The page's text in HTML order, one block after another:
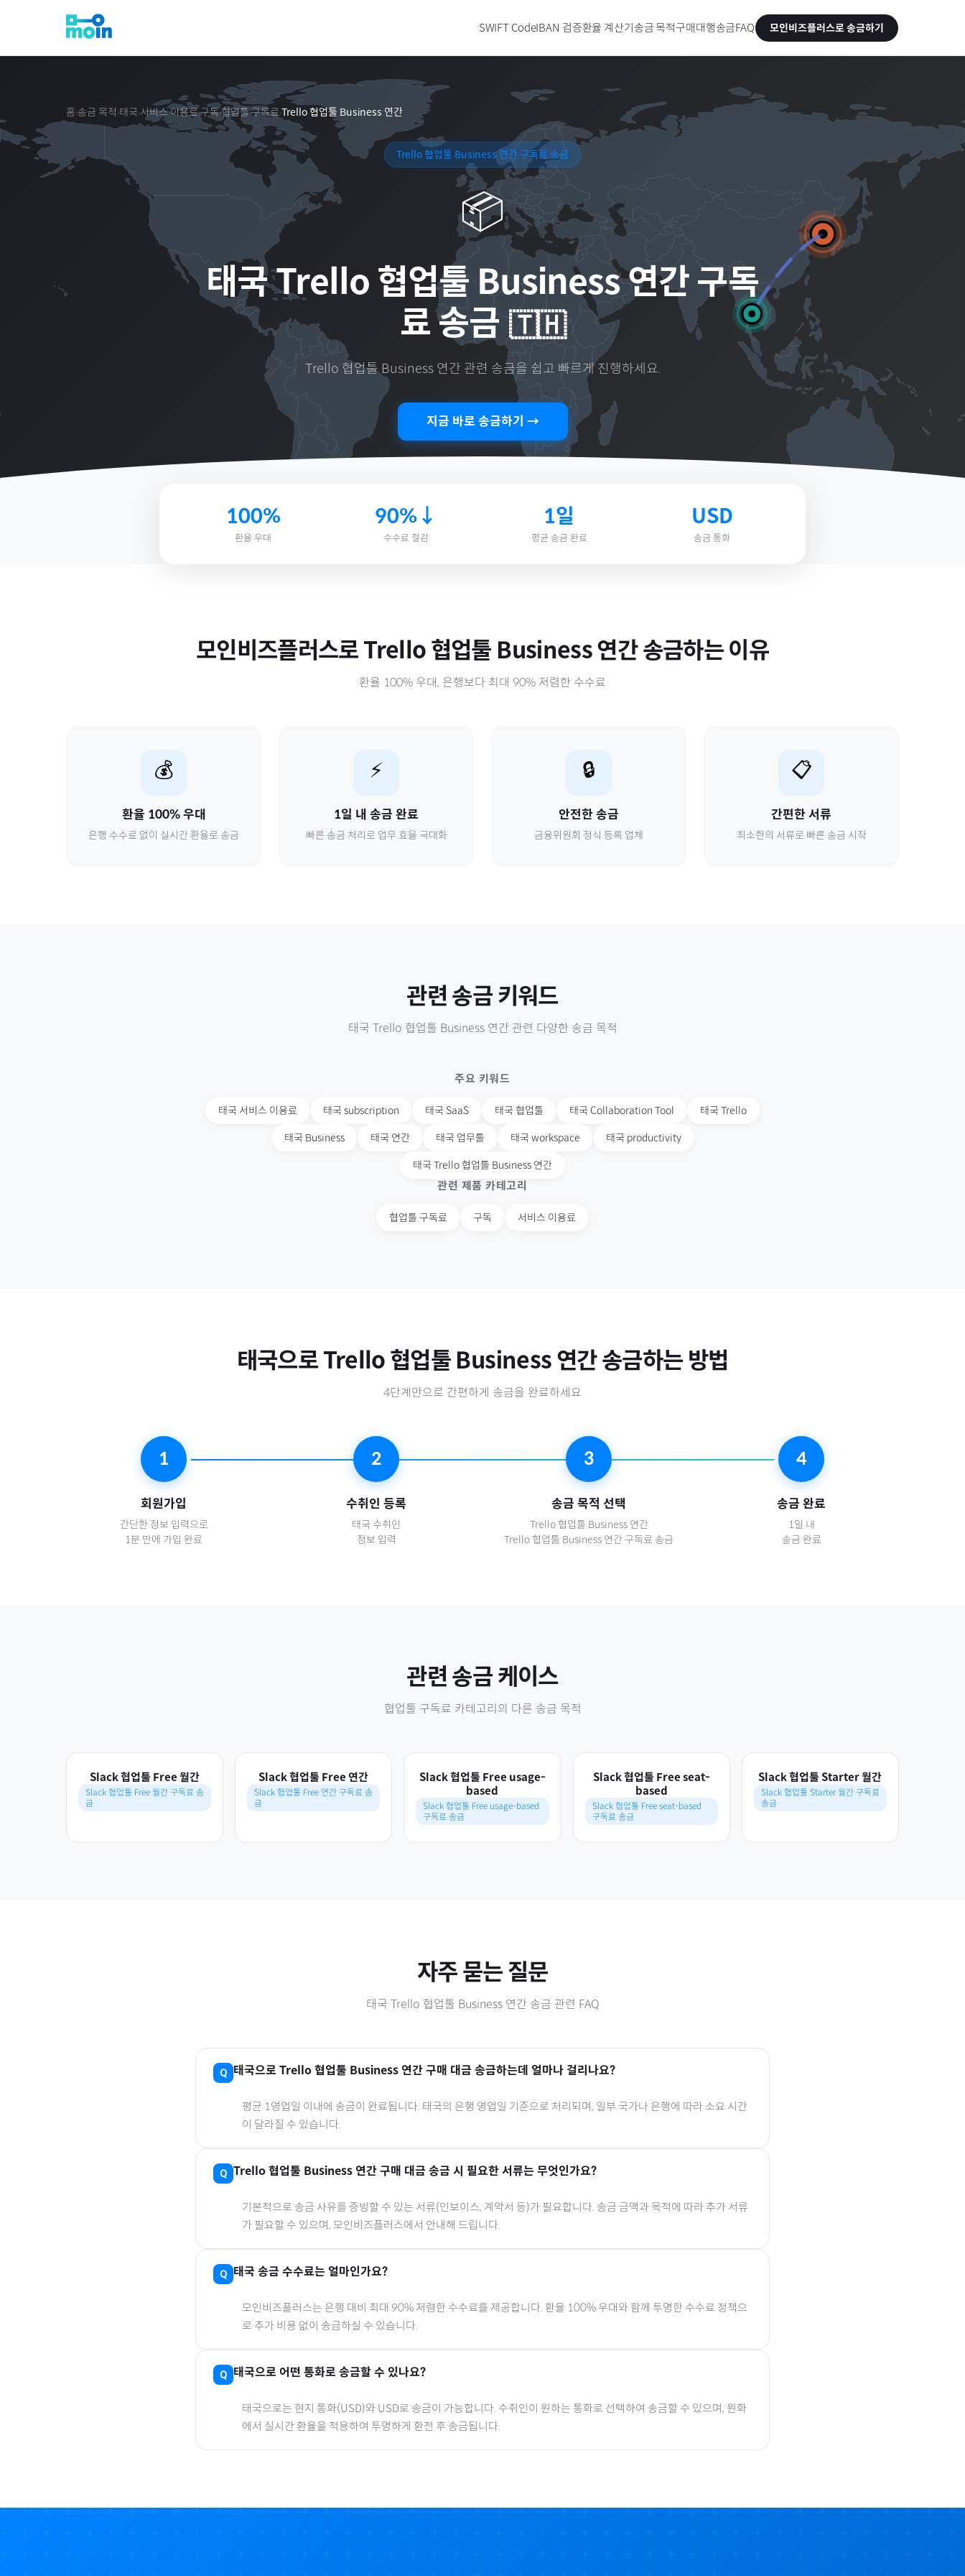
SWIFT CodeIBAN 검증환율 계산기송금 목적구매대행송금FAQ 모인비즈플러스로 송금하기
홈›송금 목적 ›태국›서비스 이용료›구독›협업툴 구독료›Trello 협업툴 Business 연간
Trello 협업툴 Business 연간 구독료 송금
📦
태국Trello 협업툴 Business 연간 구독
료 송금 🇹🇭
Trello 협업툴 Business 연간 관련 송금을 쉽고 빠르게 진행하세요.
지금 바로 송금하기 →
100%
환율 우대
90%↓
수수료 절감
1일
평균 송금 완료
USD
송금 통화
모인비즈플러스로 Trello 협업툴 Business 연간송금하는 이유
환율 100% 우대, 은행보다 최대 90% 저렴한 수수료
💰
환율 100% 우대
은행 수수료 없이 실시간 환율로 송금
⚡
1일 내 송금 완료
빠른 송금 처리로 업무 효율 극대화
🔒
안전한 송금
금융위원회 정식 등록 업체
📋
간편한 서류
최소한의 서류로 빠른 송금 시작
관련 송금 키워드
태국 Trello 협업툴 Business 연간 관련 다양한 송금 목적
주요 키워드
태국 서비스 이용료 태국 subscription 태국 SaaS 태국 협업툴 태국 Collaboration Tool 태국 Trello
태국 Business 태국 연간 태국 업무툴 태국 workspace 태국 productivity
태국 Trello 협업툴 Business 연간
관련 제품 카테고리
협업툴 구독료 구독 서비스 이용료
태국으로 Trello 협업툴 Business 연간송금하는 방법
4단계만으로 간편하게 송금을 완료하세요
1
회원가입
간단한 정보 입력으로
1분 만에 가입 완료
2
수취인 등록
태국 수취인
정보 입력
3
송금 목적 선택
Trello 협업툴 Business 연간
Trello 협업툴 Business 연간 구독료 송금
4
송금 완료
1일 내
송금 완료
관련 송금 케이스
협업툴 구독료 카테고리의 다른 송금 목적
Slack 협업툴 Free 월간
Slack 협업툴 Free 월간 구독료 송
금
Slack 협업툴 Free 연간
Slack 협업툴 Free 연간 구독료 송
금
Slack 협업툴 Free usage-
based
Slack 협업툴 Free usage-based
구독료 송금
Slack 협업툴 Free seat-
based
Slack 협업툴 Free seat-based
구독료 송금
Slack 협업툴 Starter 월간
Slack 협업툴 Starter 월간 구독료
송금
자주 묻는 질문
태국 Trello 협업툴 Business 연간 송금 관련 FAQ
태국으로 Trello 협업툴 Business 연간구매 대금 송금하는데 얼마나 걸리나요?
평균 1영업일 이내에 송금이 완료됩니다. 태국의 은행 영업일 기준으로 처리되며, 일부 국가나 은행에 따라 소요 시간
이 달라질 수 있습니다.
Trello 협업툴 Business 연간구매 대금 송금 시 필요한 서류는 무엇인가요?
기본적으로 송금 사유를 증빙할 수 있는 서류(인보이스, 계약서 등)가 필요합니다. 송금 금액과 목적에 따라 추가 서류
가 필요할 수 있으며, 모인비즈플러스에서 안내해 드립니다.
태국 송금 수수료는 얼마인가요?
모인비즈플러스는 은행 대비 최대 90% 저렴한 수수료를 제공합니다. 환율 100% 우대와 함께 투명한 수수료 정책으
로 추가 비용 없이 송금하실 수 있습니다.
태국으로 어떤 통화로 송금할 수 있나요?
태국으로는 현지 통화(USD)와 USD로 송금이 가능합니다. 수취인이 원하는 통화로 선택하여 송금할 수 있으며, 원화
에서 실시간 환율을 적용하여 투명하게 환전 후 송금됩니다.